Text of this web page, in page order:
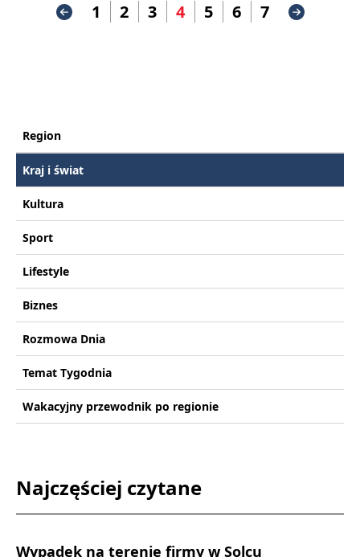
1 2 3 4 5 6 7
Region
Kraj i świat
Kultura
Sport
Lifestyle
Biznes
Rozmowa Dnia
Temat Tygodnia
Wakacyjny przewodnik po regionie
Najczęściej czytane
Wypadek na terenie firmy w Solcu